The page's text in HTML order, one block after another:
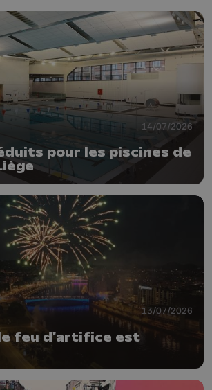
14/07/2026
pour les piscines de
13/07/2026
feu d'artifice est